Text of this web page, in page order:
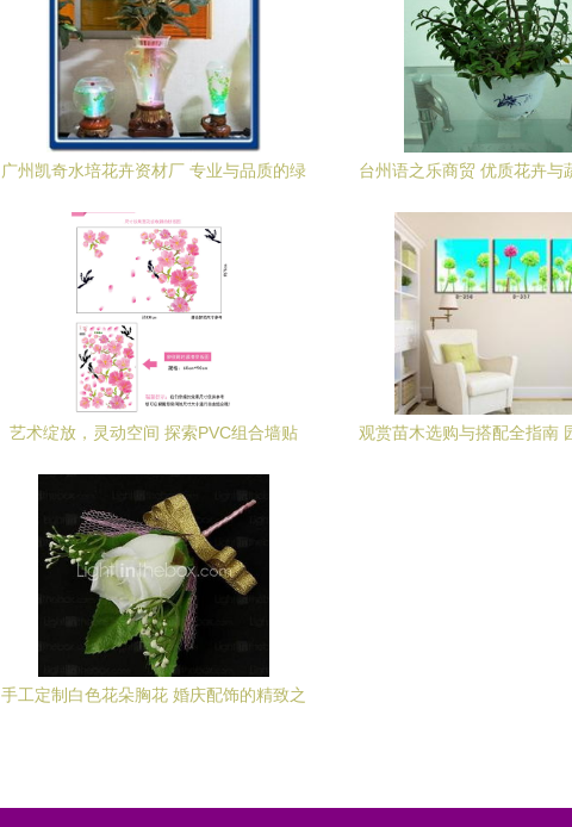
广州凯奇水培花卉资材厂 专业与品质的绿
台州语之乐商贸 优质花卉与
艺术绽放，灵动空间 探索PVC组合墙贴
观赏苗木选购与搭配全指南
手工定制白色花朵胸花 婚庆配饰的精致之